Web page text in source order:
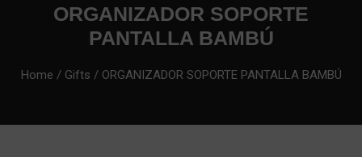
ORGANIZADOR SOPORTE
PANTALLA BAMBÚ
Home / Gifts / ORGANIZADOR SOPORTE PANTALLA BAMBÚ